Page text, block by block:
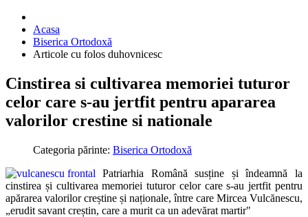
Acasa
Biserica Ortodoxă
Articole cu folos duhovnicesc
Cinstirea si cultivarea memoriei tuturor
celor care s-au jertfit pentru apararea
valorilor crestine si nationale
Categoria părinte: Biserica Ortodoxă
Patriarhia Română susține și îndeamnă la
cinstirea și cultivarea memoriei tuturor celor care s-au jertfit pentru
apărarea valorilor creștine și naționale, între care Mircea Vulcănescu,
„erudit savant creștin, care a murit ca un adevărat martir"